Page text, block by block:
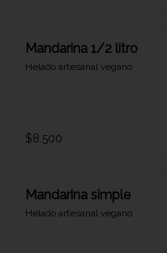
Mandarina 1/2 litro
Helado artesanal vegano
$8.500
Mandarina simple
Helado artesanal vegano